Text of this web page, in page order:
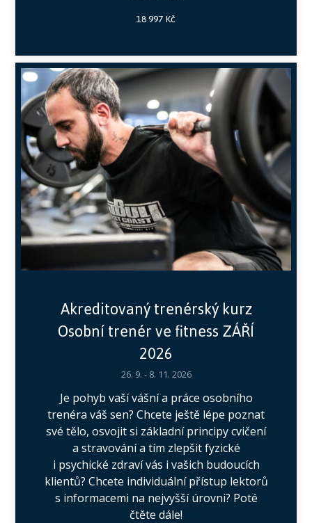
18 997 Kč
Akreditovaný trenérský kurz
Osobní trenér ve fitness ZÁŘÍ
2026
26. 9. - 8. 11. 2026
Je pohyb vaší vášní a práce osobního
trenéra váš sen? Chcete ještě lépe poznat
své tělo, osvojit si základní principy cvičení
a stravování a tím zlepšit fyzické
i psychické zdraví vás i vašich budoucích
klientů? Chcete individuální přístup lektorů
s informacemi na nejvyšší úrovni? Poté
čtěte dále!